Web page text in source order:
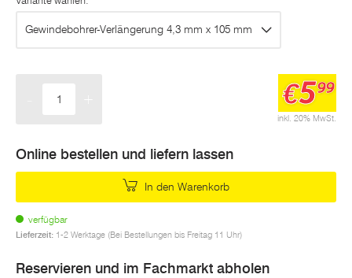
Gewindebohrer-Verlängerung 4,3 mm x 105 mm
inkl. 20% MwSt.
€599
Online bestellen und liefern lassen
In den Warenkorb
verfügbar
Lieferzeit: 1-2 Werktage (Bei Bestellungen bis Freitag 11 Uhr)
Reservieren und im Fachmarkt abholen